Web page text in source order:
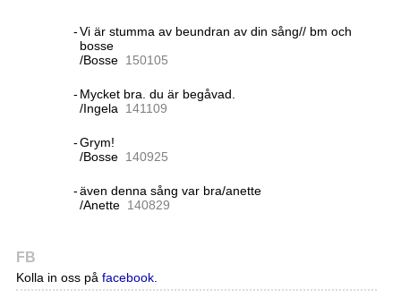
-Vi är stumma av beundran av din sång// bm och
bosse
/Bosse 150105
- Mycket bra. du är begåvad.
/Ingela
141109
-Grym!
/Bosse 140925
-även denna sång var bra/anette
/Anette 140829
FB
Kolla in oss på facebook.